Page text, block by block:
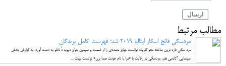
ارسال
مطالب مرتبط
مردسگی فاتح اسکار ایتالیا 2019 شد؛ فهرست کامل برندگان
مرد سگی تازه ترین ساخته متئو گارونه توانست جوایز متعددی را از شصت و سومین جوایز دیوید دُ ناتلو به دست آورد. به گزارش بخش
سینمایی آکادمی هنر، مردسگی در رقابت با «مرا با نام خودت صدا بزن» توانست بهت ...